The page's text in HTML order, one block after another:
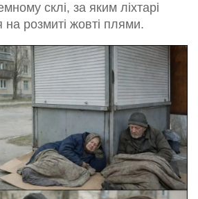
склі, за яким ліхтарі
розмиті жовті плями.